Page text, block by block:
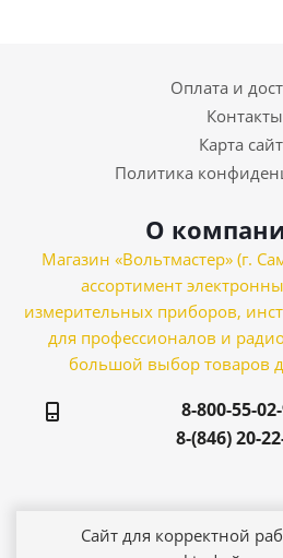
Оплата и
Контакты
Карта
Политика
О
Магазин «Вольтмастер» (г.
ассортимент
измерительных приборов,
для профессионалов и
большой выбор товаров
8-800-55-
8-(846) 20-
Сайт для корректной